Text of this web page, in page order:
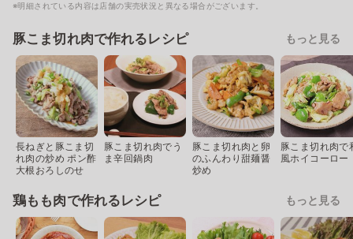
※明細されている内容は店舗の実売状況と異なる場合がございます。
豚こま切れ肉で作れるレシピ もっと見る
長ねぎと豚こま切
れ肉の炒め ポン酢
大根おろしのせ
豚こま切れ肉でう
ま辛回鍋肉
豚こま切れ肉と卵
のふんわり甜麺醤
炒め
豚こま切れ肉で
風ホイコーロー
鶏もも肉で作れるレシピ もっと見る